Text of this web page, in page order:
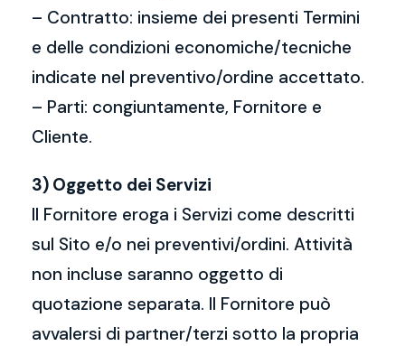
– Contratto: insieme dei presenti Termini
e delle condizioni economiche/tecniche
indicate nel preventivo/ordine accettato.
– Parti: congiuntamente, Fornitore e
Cliente.
3) Oggetto dei Servizi
Il Fornitore eroga i Servizi come descritti
sul Sito e/o nei preventivi/ordini. Attività
non incluse saranno oggetto di
quotazione separata. Il Fornitore può
avvalersi di partner/terzi sotto la propria